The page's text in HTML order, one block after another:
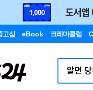
고샵 eBook 크레마클럽